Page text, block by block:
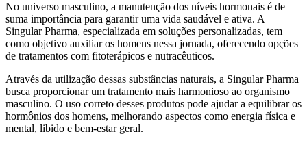
No universo masculino, a manutenção dos níveis hormonais é de
suma importância para garantir uma vida saudável e ativa. A
Singular Pharma, especializada em soluções personalizadas, tem
como objetivo auxiliar os homens nessa jornada, oferecendo opções
de tratamentos com fitoterápicos e nutracêuticos.
Através da utilização dessas substâncias naturais, a Singular Pharma
busca proporcionar um tratamento mais harmonioso ao organismo
masculino. O uso correto desses produtos pode ajudar a equilibrar os
hormônios dos homens, melhorando aspectos como energia física e
mental, libido e bem-estar geral.